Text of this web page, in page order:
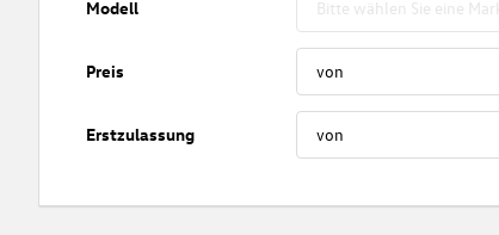
Modell
Preis
Erstzulassung